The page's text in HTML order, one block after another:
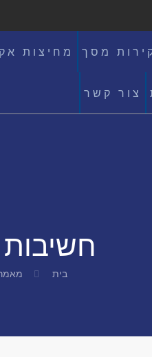
מסך מחיצות
צור קשר
חשיבות
בית